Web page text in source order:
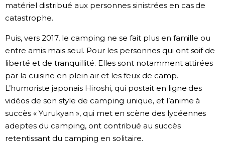
matériel distribué aux personnes sinistrées en cas de
catastrophe.
Puis, vers 2017, le camping ne se fait plus en famille ou
entre amis mais seul. Pour les personnes qui ont soif de
liberté et de tranquillité. Elles sont notamment attirées
par la cuisine en plein air et les feux de camp.
L’humoriste japonais Hiroshi, qui postait en ligne des
vidéos de son style de camping unique, et l’anime à
succès « Yurukyan », qui met en scène des lycéennes
adeptes du camping, ont contribué au succès
retentissant du camping en solitaire.